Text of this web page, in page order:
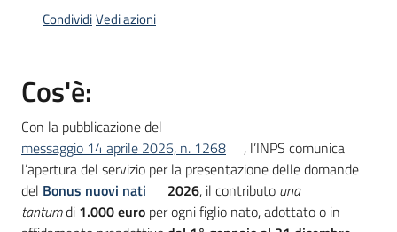
locali
CondividiVedi azioni
Cos'è:
Con la pubblicazione del
messaggio 14 aprile 2026, n. 1268
, l’INPS comunica
l’apertura del servizio per la presentazione delle domande
del Bonus nuovi nati 2026, il contributo una
tantumdi 1.000 euro per ogni figlio nato, adottato o in